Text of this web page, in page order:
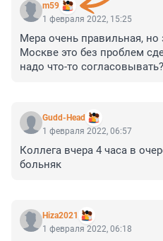
m59
1 февраля 2022, 15:25
Мера очень правильная,
Москве это без проблем
надо что-то согласовывать?
Gudd-Head
1 февраля 2022, 06:57
Коллега вчера 4 часа в
больняк
Hiza2021
1 февраля 2022, 06:18